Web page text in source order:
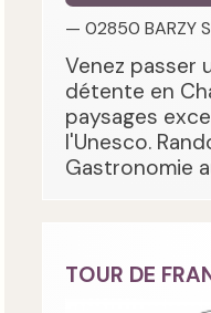
— 02850 BARZY
Venez passer
détente en
paysages
l'Unesco.
Gastronomie
TOUR DE